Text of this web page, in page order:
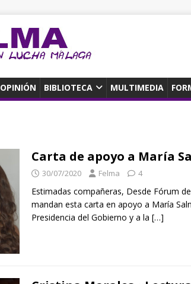
OPINIÓN BIBLIOTECA MULTIMEDIA
Carta de apoyo a María
30/07/2020 Felma 4
Estimadas compañeras, Desde Fórum
mandan esta carta en apoyo a María
Presidencia del Gobierno y a la […]